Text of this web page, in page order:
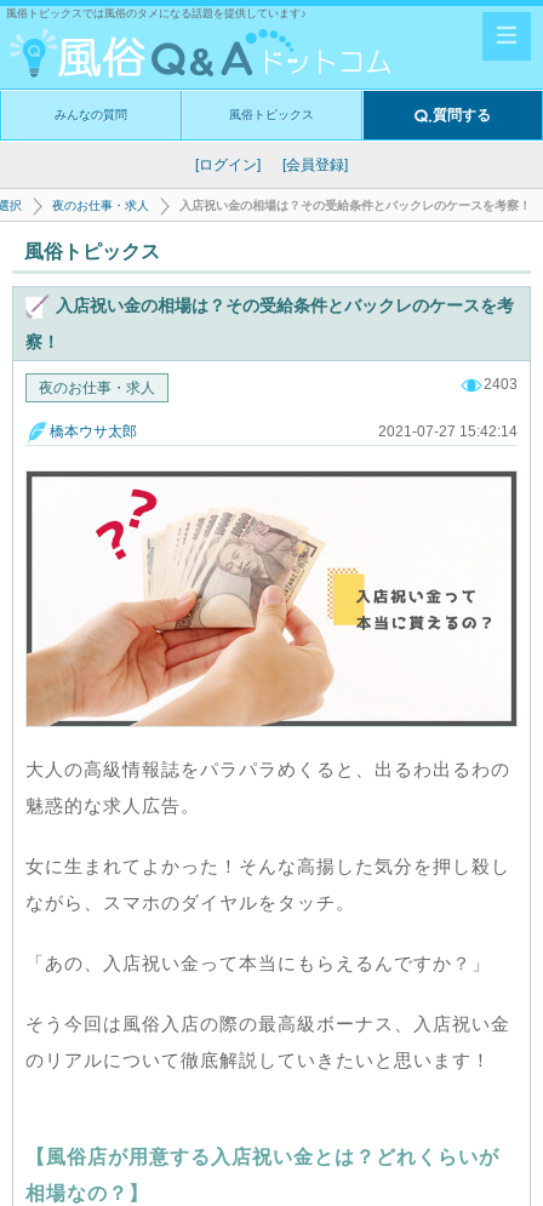
風俗トピックスでは風俗のタメになる話題を提供しています♪
みんなの質問 風俗トピックス 質問する
[ログイン] [会員登録]
択 夜のお仕事・求人 入店祝い金の相場は？その受給条件とバックレのケースを考察！
風俗トピックス
入店祝い金の相場は？その受給条件とバックレのケースを考
察！
夜のお仕事・求人 2403
橋本ウサ太郎 2021-07-27 15:42:14
大人の高級情報誌をパラパラめくると、出るわ出るわの
魅惑的な求人広告。
女に生まれてよかった！そんな高揚した気分を押し殺し
ながら、スマホのダイヤルをタッチ。
「あの、入店祝い金って本当にもらえるんですか？」
そう今回は風俗入店の際の最高級ボーナス、入店祝い金
のリアルについて徹底解説していきたいと思います！
【風俗店が用意する入店祝い金とは？どれくらいが
相場なの？】